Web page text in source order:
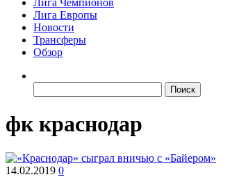
Лига Чемпионов
Лига Европы
Новости
Трансферы
Обзор
фк краснодар
14.02.2019 0